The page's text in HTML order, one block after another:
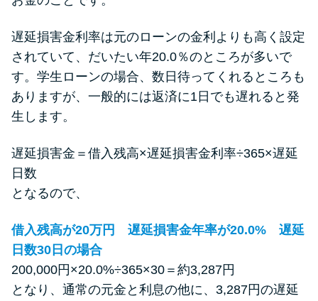
遅延損害金利率は元のローンの金利よりも高く設定
されていて、だいたい年20.0％のところが多いで
す。学生ローンの場合、数日待ってくれるところも
ありますが、一般的には返済に1日でも遅れると発
生します。
遅延損害金＝借入残高×遅延損害金利率÷365×遅延
日数
となるので、
借入残高が20万円 遅延損害金年率が20.0% 遅延
日数30日の場合
200,000円×20.0%÷365×30＝約3,287円
となり、通常の元金と利息の他に、3,287円の遅延